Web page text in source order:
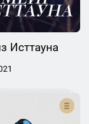
Исттауна